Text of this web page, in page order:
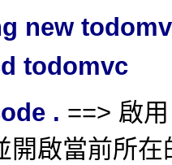
new
todomvc
. ==> 啟
開啟當前所